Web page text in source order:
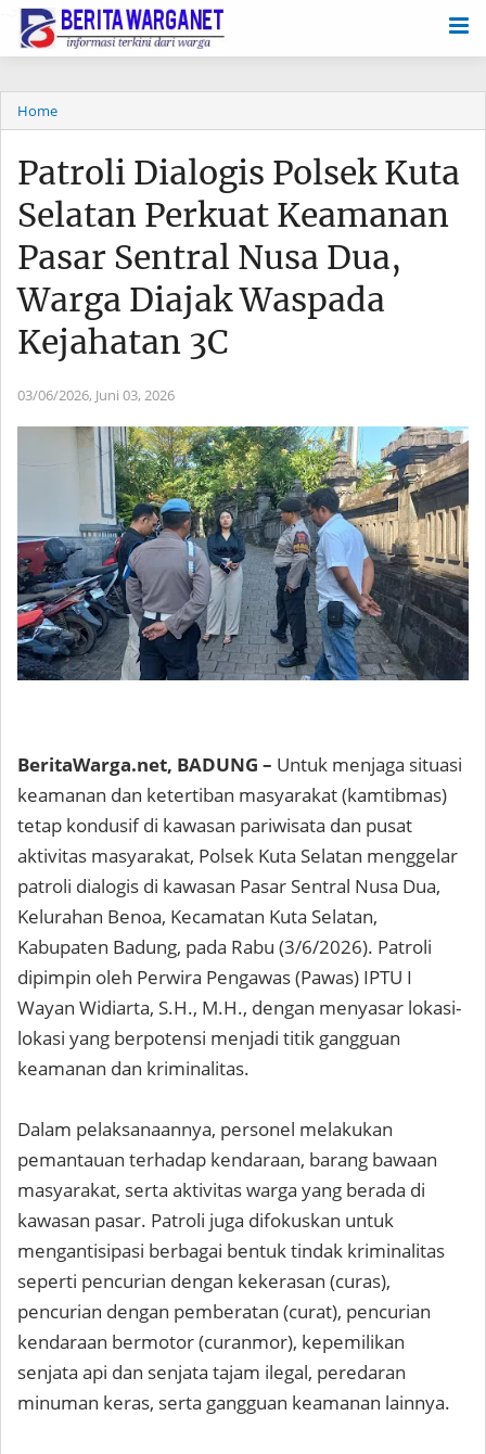
Home
Patroli Dialogis Polsek Kuta
Selatan Perkuat Keamanan
Pasar Sentral Nusa Dua,
Warga Diajak Waspada
Kejahatan 3C
03/06/2026, Juni 03, 2026
BeritaWarga.net, BADUNG – Untuk menjaga situasi
keamanan dan ketertiban masyarakat (kamtibmas)
tetap kondusif di kawasan pariwisata dan pusat
aktivitas masyarakat, Polsek Kuta Selatan menggelar
patroli dialogis di kawasan Pasar Sentral Nusa Dua,
Kelurahan Benoa, Kecamatan Kuta Selatan,
Kabupaten Badung, pada Rabu (3/6/2026). Patroli
dipimpin oleh Perwira Pengawas (Pawas) IPTU I
Wayan Widiarta, S.H., M.H., dengan menyasar lokasi-
lokasi yang berpotensi menjadi titik gangguan
keamanan dan kriminalitas.
Dalam pelaksanaannya, personel melakukan
pemantauan terhadap kendaraan, barang bawaan
masyarakat, serta aktivitas warga yang berada di
kawasan pasar. Patroli juga difokuskan untuk
mengantisipasi berbagai bentuk tindak kriminalitas
seperti pencurian dengan kekerasan (curas),
pencurian dengan pemberatan (curat), pencurian
kendaraan bermotor (curanmor), kepemilikan
senjata api dan senjata tajam ilegal, peredaran
minuman keras, serta gangguan keamanan lainnya.